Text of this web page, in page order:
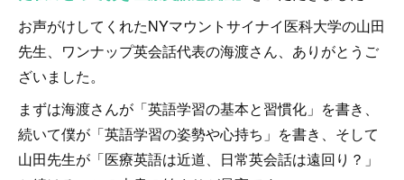
お声がけしてくれたNYマウントサイナイ医科大学の山田
先生、ワンナップ英会話代表の海渡さん、ありがとうご
ざいました。
まずは海渡さんが「英語学習の基本と習慣化」を書き、
続いて僕が「英語学習の姿勢や心持ち」を書き、そして
山田先生が「医療英語は近道、日常英会話は遠回り？」